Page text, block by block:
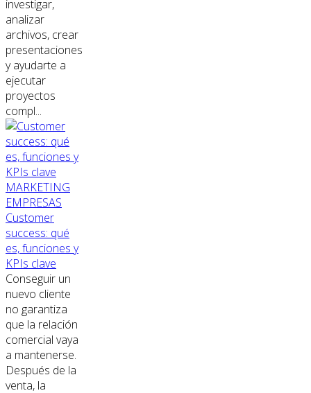
investigar,
analizar
archivos, crear
presentaciones
y ayudarte a
ejecutar
proyectos
compl...
MARKETING
EMPRESAS
Customer
success: qué
es, funciones y
KPIs clave
Conseguir un
nuevo cliente
no garantiza
que la relación
comercial vaya
a mantenerse.
Después de la
venta, la